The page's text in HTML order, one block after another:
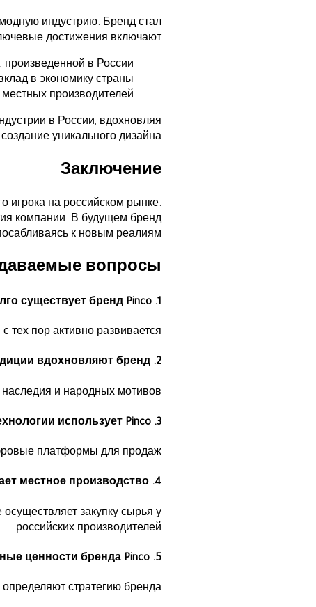
индустрию. Бренд стал
достижения включают:
в России;
в экономику страны;
производителей.
в России, вдохновляя
уникального дизайна.
Заключение
игрока на российском рынке.
компании. В будущем бренд
к новым реалиям.
вопросы
1. Как долго существует бренд Pinco?
тех пор активно развивается.
2. Какие традиции вдохновляют бренд?
наследия и народных мотивов.
3. Какие технологии использует Pinco?
платформы для продаж.
4. Как Pinco поддерживает местное производство?
закупку сырья у
российских производителей.
5. Каковы основные ценности бренда Pinco?
стратегию бренда.